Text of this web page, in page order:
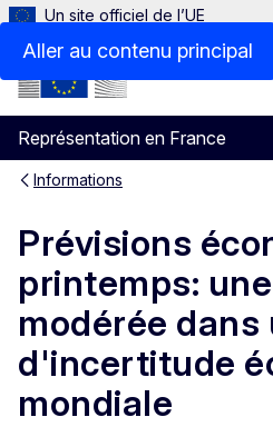
Aller au contenu principal
Un site officiel de l’UE
Représentation en France
Menu
Informations
Prévisions
printemps:
modérée
d'incertitude
mondiale